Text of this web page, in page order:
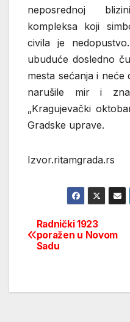
neposrednoj
kompleksa koji
civila je
ubuduće dosledno
mesta sećanja i
narušile mir i
„Kragujevački
Gradske uprave.
Izvor.ritamgrada.rs
Post
navigation
Radnički 1923
poražen u Novom
Sadu